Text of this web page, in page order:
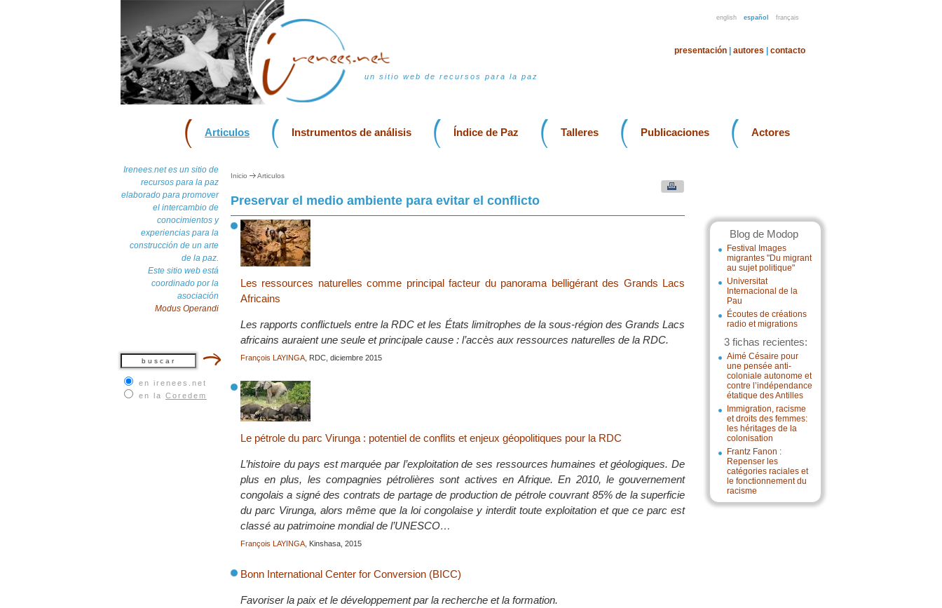
english español français
un sitio web de recursos para la paz
presentación autores contacto
Articulos Instrumentos de análisis Índice de Paz Talleres Publicaciones Actores
Irenees.net es un sitio de
recursos para la paz
elaborado para promover
el intercambio de
conocimientos y
experiencias para la
construcción de un arte
de la paz.
Este sitio web está
coordinado por la
asociación
Modus Operandi
en irenees.net
en la Coredem
Blog de Modop
Festival Images
migrantes "Du migrant
au sujet politique"
Universitat
Internacional de la
Pau
Écoutes de créations
radio et migrations
3 fichas recientes:
Aimé Césaire pour
une pensée anti-
coloniale autonome et
contre l’indépendance
étatique des Antilles
Immigration, racisme
et droits des femmes:
les héritages de la
colonisation
Frantz Fanon :
Repenser les
catégories raciales et
le fonctionnement du
racisme
Inicio Articulos
Preservar el medio ambiente para evitar el conflicto
Les ressources naturelles comme principal facteur du panorama belligérant des Grands Lacs
Africains
Les rapports conflictuels entre la RDC et les États limitrophes de la sous-région des Grands Lacs
africains auraient une seule et principale cause : l’accès aux ressources naturelles de la RDC.
François LAYINGA , RDC, diciembre 2015
Le pétrole du parc Virunga : potentiel de conflits et enjeux géopolitiques pour la RDC
L’histoire du pays est marquée par l’exploitation de ses ressources humaines et géologiques. De
plus en plus, les compagnies pétrolières sont actives en Afrique. En 2010, le gouvernement
congolais a signé des contrats de partage de production de pétrole couvrant 85% de la superficie
du parc Virunga, alors même que la loi congolaise y interdit toute exploitation et que ce parc est
classé au patrimoine mondial de l’UNESCO…
François LAYINGA , Kinshasa, 2015
Bonn International Center for Conversion (BICC)
Favoriser la paix et le développement par la recherche et la formation.